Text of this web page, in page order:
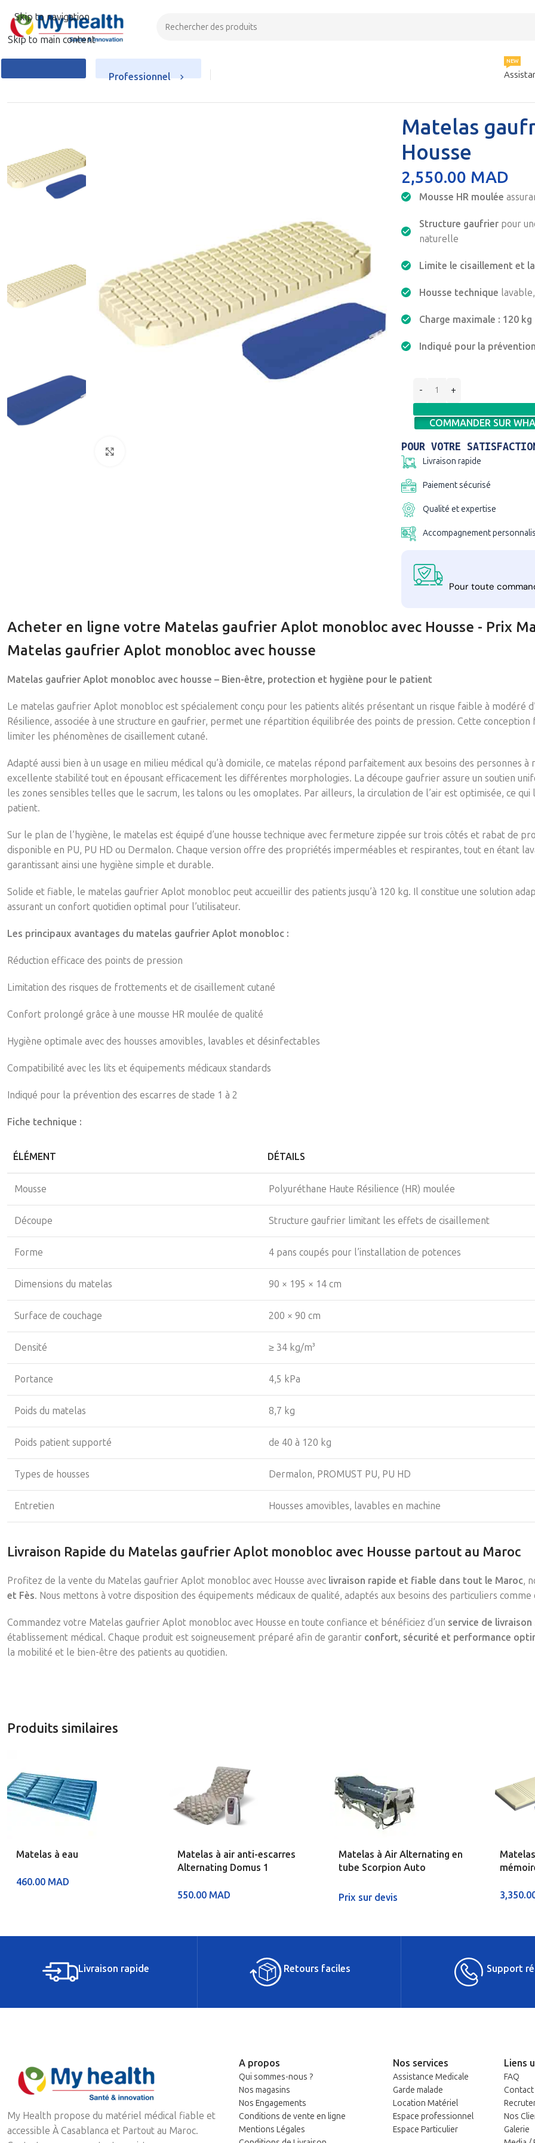
Skip to navigation
Skip to main content
Professionnel
NEW
Matelas
Housse
2,550.00 MAD
Mousse HR moulée
Structure gaufrier pour
naturelle
Limite le cisaillement et
Housse technique
Charge maximale : 120 kg
Indiqué pour la
COMMANDER SUR
POUR VOTRE
Livraison rapide
Paiement sécurisé
Qualité et expertise
Accompagnement
Pour toute
Acheter en ligne votre Matelas gaufrier Aplot monobloc avec Housse - Prix
Matelas gaufrier Aplot monobloc avec housse
Matelas gaufrier Aplot monobloc avec housse – Bien-être, protection et hygiène pour le patient
Le matelas gaufrier Aplot monobloc est spécialement conçu pour les patients alités présentant un risque faible à modéré
Résilience, associée à une structure en gaufrier, permet une répartition équilibrée des points de pression. Cette
limiter les phénomènes de cisaillement cutané.
Adapté aussi bien à un usage en milieu médical qu’à domicile, ce matelas répond parfaitement aux besoins des personnes
excellente stabilité tout en épousant efficacement les différentes morphologies. La découpe gaufrier assure un soutien
les zones sensibles telles que le sacrum, les talons ou les omoplates. Par ailleurs, la circulation de l’air est optimisée, ce
patient.
Sur le plan de l’hygiène, le matelas est équipé d’une housse technique avec fermeture zippée sur trois côtés et rabat de
disponible en PU, PU HD ou Dermalon. Chaque version offre des propriétés imperméables et respirantes, tout en étant
garantissant ainsi une hygiène simple et durable.
Solide et fiable, le matelas gaufrier Aplot monobloc peut accueillir des patients jusqu’à 120 kg. Il constitue une solution
assurant un confort quotidien optimal pour l’utilisateur.
Les principaux avantages du matelas gaufrier Aplot monobloc :
Réduction efficace des points de pression
Limitation des risques de frottements et de cisaillement cutané
Confort prolongé grâce à une mousse HR moulée de qualité
Hygiène optimale avec des housses amovibles, lavables et désinfectables
Compatibilité avec les lits et équipements médicaux standards
Indiqué pour la prévention des escarres de stade 1 à 2
Fiche technique :
ÉLÉMENT DÉTAILS
Mousse Polyuréthane Haute Résilience (HR) moulée
Découpe Structure gaufrier limitant les effets de cisaillement
Forme 4 pans coupés pour l’installation de potences
Dimensions du matelas 90 × 195 × 14 cm
Surface de couchage 200 × 90 cm
Densité ≥ 34 kg/m³
Portance 4,5 kPa
Poids du matelas 8,7 kg
Poids patient supporté de 40 à 120 kg
Types de housses Dermalon, PROMUST PU, PU HD
Entretien Housses amovibles, lavables en machine
Livraison Rapide du Matelas gaufrier Aplot monobloc avec Housse partout au Maroc
Profitez de la vente du Matelas gaufrier Aplot monobloc avec Housse avec livraison rapide et fiable dans tout le Maroc,
et Fès. Nous mettons à votre disposition des équipements médicaux de qualité, adaptés aux besoins des particuliers
Commandez votre Matelas gaufrier Aplot monobloc avec Housse en toute confiance et bénéficiez d’un service de livraison
établissement médical. Chaque produit est soigneusement préparé afin de garantir confort, sécurité et performance
la mobilité et le bien-être des patients au quotidien.
Produits similaires
Matelas à eau
460.00 MAD
Matelas à air anti-escarres
Alternating Domus 1
550.00 MAD
Matelas à Air Alternating en
tube Scorpion Auto
Prix sur devis
Livraison rapide Retours faciles Support
My Health propose du matériel médical fiable et
accessible À Casablanca et Partout au Maroc.
A propos
Qui sommes-nous ?
Nos magasins
Nos Engagements
Conditions de vente en ligne
Mentions Légales
Nos services
Assistance Medicale
Garde malade
Location Matériel
Espace professionnel
Espace Particulier
Liens
FAQ
Nos
Galerie